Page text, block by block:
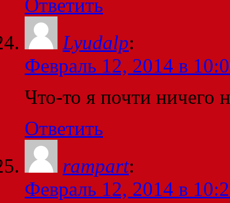
Ответить
Lyudalp:
Февраль 12, 2014 в
Что-то я почти ничего
Ответить
rampart:
Февраль 12, 2014 в